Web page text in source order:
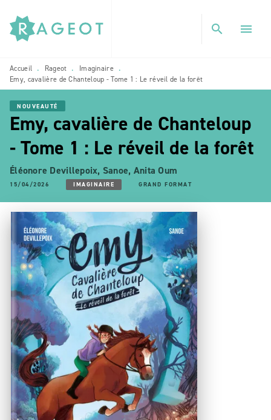
MENU RECHERCHE
PIED DE PAGE
search menu
Accueil • Rageot • Imaginaire •
Emy, cavalière de Chanteloup - Tome 1 : Le réveil de la forêt
NOUVEAUTÉ
Emy, cavalière de Chanteloup
- Tome 1 : Le réveil de la forêt
Éléonore Devillepoix, Sanoe, Anita Oum
15/04/2026 IMAGINAIRE GRAND FORMAT